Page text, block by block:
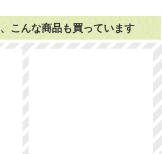
こんな商品も買っています